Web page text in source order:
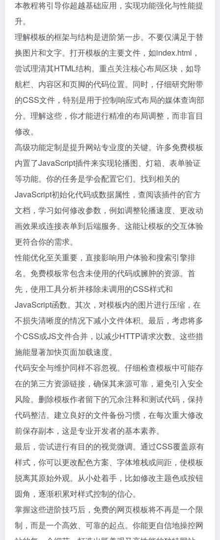
本教程将引导你超越基础应用，实现功能强化与性能提
升。
理解模板的框架与结构是进阶第一步。不要仅满足于替
换图片和文字。打开模板的主要文件，如index.html，
尝试理清其HTML结构。重点关注核心布局区块，如导
航栏、内容区和页脚的代码位置。同时，仔细研究附带
的CSS文件，特别是用于控制响应式布局的媒体查询部
分。理解这些，你才能进行精准的布局调整，而非盲目
修改。
高级功能定制是提升网站专业度的关键。许多免费模板
内置了JavaScript插件来实现轮播图、灯箱、表单验证
等功能。你的任务是学会配置它们。找到相关的
JavaScript初始化代码或数据属性，查阅该插件的官方
文档，学习如何修改参数，例如调整轮播速度、更改动
画效果或连接表单到后端服务。这能让模板的交互体验
更符合你的需求。
性能优化至关重要，直接影响用户体验和搜索引擎排
名。免费模板常包含未使用的代码或臃肿的资源。首
先，使用工具分析并移除未调用的CSS样式和
JavaScript函数。其次，对模板内的图片进行压缩，在
不损失清晰度的情况下减小文件体积。最后，考虑将多
个CSS或JS文件合并，以减少HTTP请求次数。这些措
施能显著加快页面加载速度。
代码安全与维护同样不容忽视。仔细检查模板中可能存
在的第三方资源链接，确保其来源可靠，避免引入安全
风险。删除模板作者留下的冗余注释和测试代码，保持
代码整洁。建立良好的文件备份习惯，在每次重大修改
前保存副本，这是专业开发者的基本素养。
最后，尝试进行有目的的视觉微调。通过CSS覆盖原有
样式，你可以更改配色方案、字体堆栈或间距，使模板
脱离其原始外观。从小处着手，比如修改主题色或按钮
圆角，逐渐积累对样式控制的信心。
掌握这些进阶技巧后，免费的网页模板将不再是一个限
制，而是一个高效、可靠的起点。你能更自信地操控网